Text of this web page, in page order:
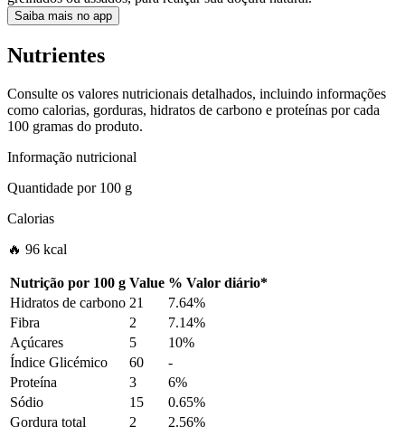
Saiba mais no app
Nutrientes
Consulte os valores nutricionais detalhados, incluindo informações
como calorias, gorduras, hidratos de carbono e proteínas por cada
100 gramas do produto.
Informação nutricional
Quantidade por100 g
Calorias
🔥 96 kcal
Nutrição por 100 g Value % Valor diário*
Hidratos de carbono 21
7.64%
Fibra
2
7.14%
Açúcares
5
10%
Índice Glicémico
60
-
Proteína
3
6%
Sódio
15
0.65%
Gordura total
2 2.56%